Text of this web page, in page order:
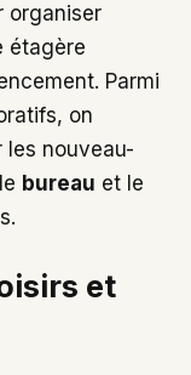
organiser
étagère
Parmi
on
les nouveau-
bureau et le
et